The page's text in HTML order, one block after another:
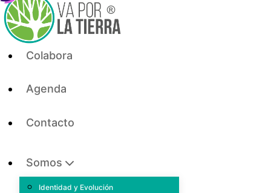
Colabora
Agenda
Contacto
Somos
Identidad y Evolución